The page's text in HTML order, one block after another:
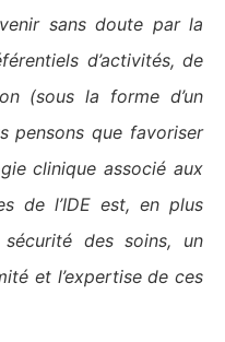
sans doute par la
d’activités, de
(sous la forme d’un
pensons que favoriser
clinique associé aux
de l’IDE est, en plus
des soins, un
et l’expertise de ces